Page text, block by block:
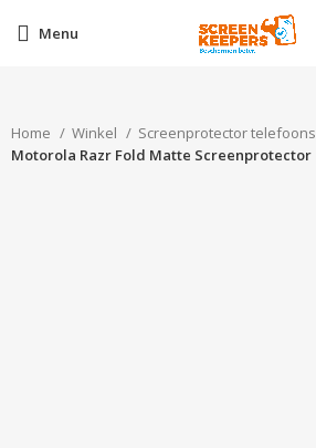
Menu
Home Winkel
Screenprotector telefoons
Motorola Razr Fold Matte Screenprotector